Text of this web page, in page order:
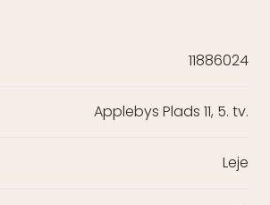
11886024
Applebys Plads 11, 5. tv.
Leje